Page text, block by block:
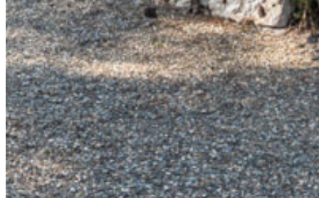
PRENOTA ORA
Go to...
LA STORIA
LE CAMERE
ESPERIENZE
GALLERY